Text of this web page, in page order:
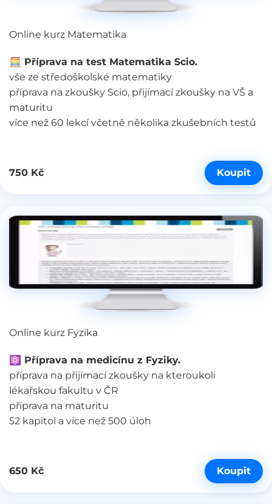
Online kurz Matematika
🧮 Příprava na test Matematika Scio.
vše ze středoškolské matematiky
příprava na zkoušky Scio, přijímací zkoušky na VŠ a
maturitu
více než 60 lekcí včetně několika zkušebních testů
750 Kč Koupit
Online kurz Fyzika
⚛︎ Příprava na medicínu z Fyziky.
příprava na přijímací zkoušky na kteroukoli
lékařskou fakultu v ČR
příprava na maturitu
52 kapitol a více než 500 úloh
650 Kč Koupit